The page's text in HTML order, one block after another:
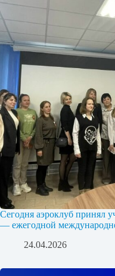
Сегодня аэроклуб принял
— ежегодной
24.04.2026